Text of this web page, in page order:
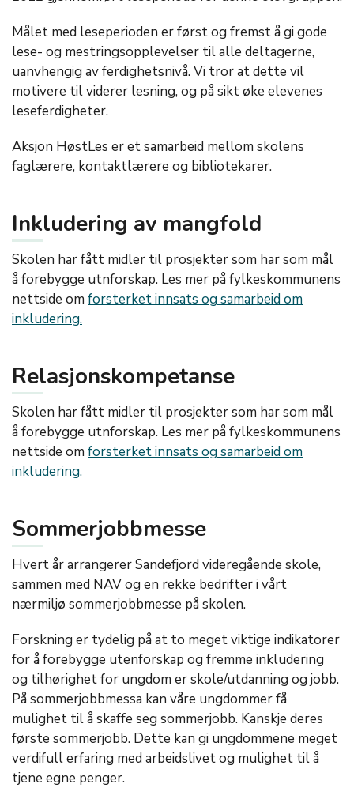
Målet med leseperioden er først og fremst å gi gode
lese- og mestringsopplevelser til alle deltagerne,
uanvhengig av ferdighetsnivå. Vi tror at dette vil
motivere til viderer lesning, og på sikt øke elevenes
leseferdigheter.
Aksjon HøstLes er et samarbeid mellom skolens
faglærere, kontaktlærere og bibliotekarer.
Inkludering av mangfold
Skolen har fått midler til prosjekter som har som mål
å forebygge utnforskap. Les mer på fylkeskommunens
nettside om forsterket innsats og samarbeid om
inkludering.
Relasjonskompetanse
Skolen har fått midler til prosjekter som har som mål
å forebygge utnforskap. Les mer på fylkeskommunens
nettside om forsterket innsats og samarbeid om
inkludering.
Sommerjobbmesse
Hvert år arrangerer Sandefjord videregående skole,
sammen med NAV og en rekke bedrifter i vårt
nærmiljø sommerjobbmesse på skolen.
Forskning er tydelig på at to meget viktige indikatorer
for å forebygge utenforskap og fremme inkludering
og tilhørighet for ungdom er skole/utdanning og jobb.
På sommerjobbmessa kan våre ungdommer få
mulighet til å skaffe seg sommerjobb. Kanskje deres
første sommerjobb. Dette kan gi ungdommene meget
verdifull erfaring med arbeidslivet og mulighet til å
tjene egne penger.